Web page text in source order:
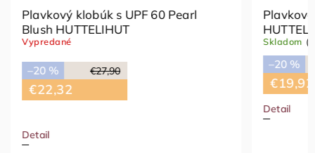
Plavkové tričko s UPF 60 Ash Rose
HUTTELIHUT
–20 %
€19,92